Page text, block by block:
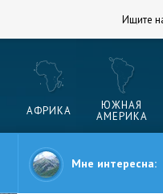
Ищите
АФРИКА
ЮЖНАЯ
АМЕРИКА
Мне интересна: